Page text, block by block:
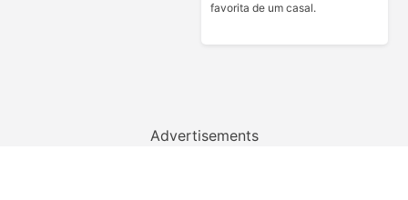
favorita de um casal.
Advertisements